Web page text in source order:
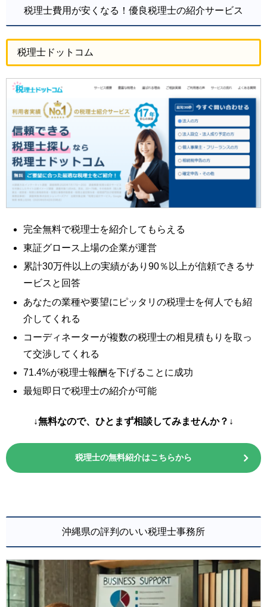
税理士費用が安くなる！優良税理士の紹介サービス
税理士ドットコム
完全無料で税理士を紹介してもらえる
東証グロース上場の企業が運営
累計30万件以上の実績があり90％以上が信頼できるサ
ービスと回答
あなたの業種や要望にピッタリの税理士を何人でも紹
介してくれる
コーディネーターが複数の税理士の相見積もりを取っ
て交渉してくれる
71.4%が税理士報酬を下げることに成功
最短即日で税理士の紹介が可能
↓無料なので、ひとまず相談してみませんか？↓
税理士の無料紹介はこちらから
沖縄県の評判のいい税理士事務所